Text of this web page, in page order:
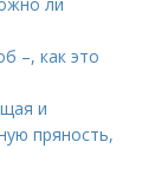
–, как это
и
пряность,